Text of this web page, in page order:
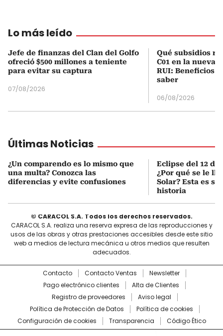
Lo más leído
Jefe de finanzas del Clan del Golfo
ofreció $500 millones a teniente
para evitar su captura
07/08/2026
Qué subsidios
C01 en la nueva
RUI: Beneficios
saber
06/08/2026
Últimas Noticias
¿Un comparendo es lo mismo que
una multa? Conozca las
diferencias y evite confusiones
Eclipse del 12 de
¿Por qué se le
Solar? Esta es
historia
© CARACOL S.A. Todos los derechos reservados.
CARACOL S.A. realiza una reserva expresa de las reproducciones y
usos de las obras y otras prestaciones accesibles desde este sitio
web a medios de lectura mecánica u otros medios que resulten
adecuados.
Contacto Contacto Ventas
Newsletter
Pago electrónico clientes
Alta de Clientes
Registro de proveedores
Aviso legal
Política de Protección de Datos
Política de cookies
Configuración de cookies
Transparencia Código Ético